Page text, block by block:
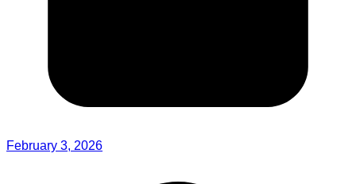
February 3, 2026